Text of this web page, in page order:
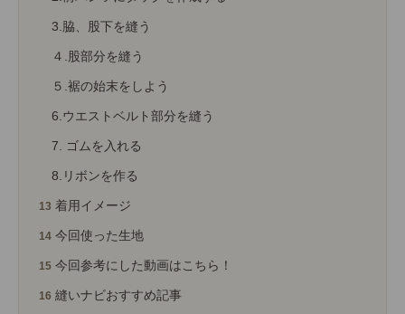
3.脇、股下を縫う
４.股部分を縫う
５.裾の始末をしよう
6.ウエストベルト部分を縫う
7. ゴムを入れる
8.リボンを作る
着用イメージ
今回使った生地
今回参考にした動画はこちら！
縫いナビおすすめ記事